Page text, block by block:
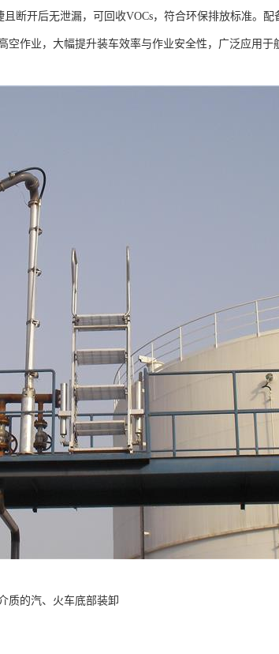
断开后无泄漏，可回收VOCs，符合环保排放标准。配
空作业，大幅提升装车效率与作业安全性，广泛应用于
质的汽、火车底部装卸